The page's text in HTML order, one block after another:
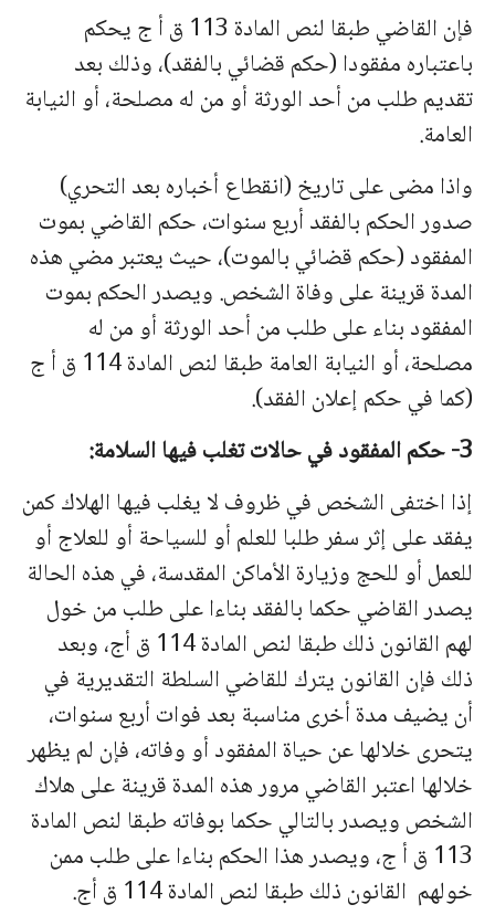
فإن القاضي طبقا لنص المادة 113 ق أ ج یحكم
باعتباره مفقودا (حكم قضائي بالفقد)، وذلك بعد
تقدیم طلب من أحد الورثة أو من له مصلحة، أو النیابة
العامة.
واذا مضى على تاریخ (انقطاع أخباره بعد التحري)
صدور الحكم بالفقد أربع سنوات، حكم القاضي بموت
المفقود (حكم قضائي بالموت)، حیث یعتبر مضي هذه
المدة قرینة على وفاة الشخص. ویصدر الحكم بموت
المفقود بناء على طلب من أحد الورثة أو من له
مصلحة، أو النیابة العامة طبقا لنص المادة 114 ق أ ج
(كما في حكم إعلان الفقد).
3- حكم المفقود في حالات تغلب فیها السلامة:
إذا اختفى الشخص في ظروف لا یغلب فیها الهلاك كمن
یفقد على إثر سفر طلبا للعلم أو للسیاحة أو للعلاج أو
للعمل أو للحج وزیارة الأماكن المقدسة، في هذه الحالة
یصدر القاضي حكما بالفقد بناءا على طلب من خول
لهم القانون ذلك طبقا لنص المادة 114 ق أج، وبعد
ذلك فإن القانون یترك للقاضي السلطة التقدیریة في
أن یضیف مدة أخرى مناسبة بعد فوات أربع سنوات،
یتحرى خلالها عن حیاة المفقود أو وفاته، فإن لم یظهر
خلالها اعتبر القاضي مرور هذه المدة قرینة على هلاك
الشخص ویصدر بالتالي حكما بوفاته طبقا لنص المادة
113 ق أ ج، ویصدر هذا الحكم بناءا على طلب ممن
خولهم القانون ذلك طبقا لنص المادة 114 ق أج.